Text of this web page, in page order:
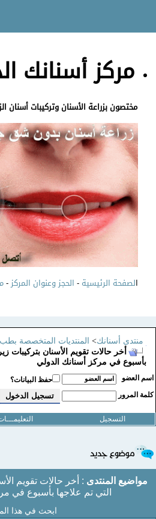
مركز أسنانك
مختصون بزراعة الأسنان وتركيبات أسنان
لصفحة الرئيسية-الحجز وعنوان المركز-
منتدى أسنانك>المنتديات المتخصصة بطب
أخر حالات تقويم الأسنان بتركيبات
بأسبوع في مركز أسنانك الدولي
العضو
حفظ البيانات؟
المرور
التسجيل التعليمـــات
مواضيع المنتدى: أخر حالات تقويم
التي تم علاجها بأسبوع في
ابحث في هذا